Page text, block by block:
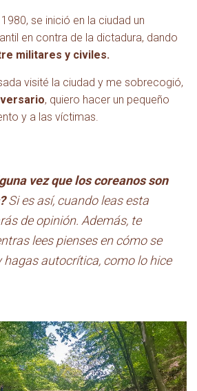
se inició en la ciudad un
en contra de la dictadura, dando
militares y civiles.
visité la ciudad y me sobrecogió,
, quiero hacer un pequeño
y a las víctimas.
vez que los coreanos son
Si es así, cuando leas esta
de opinión. Además, te
lees pienses en cómo se
hagas autocrítica, como lo hice